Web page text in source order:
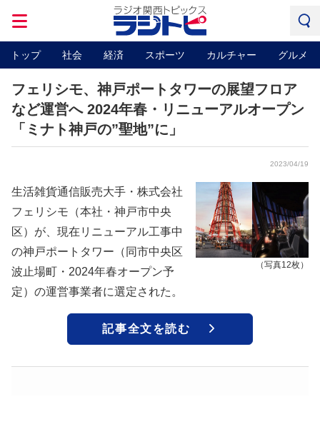
トップ 社会 経済 スポーツ カルチャー グルメ
フェリシモ、神戸ポートタワーの展望フロア
など運営へ 2024年春・リニューアルオープン
「ミナト神戸の”聖地”に」
2023/04/19
（写真12枚）
生活雑貨通信販売大手・株式会社
フェリシモ（本社・神戸市中央
区）が、現在リニューアル工事中
の神戸ポートタワー（同市中央区
波止場町・2024年春オープン予
定）の運営事業者に選定された。
記事全文を読む